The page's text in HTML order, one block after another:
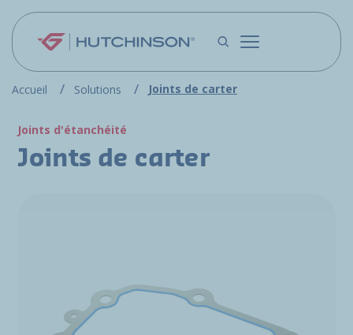
Aller au contenu principal
Accueil Solutions Joints de carter
Joints d'étanchéité
Joints de carter